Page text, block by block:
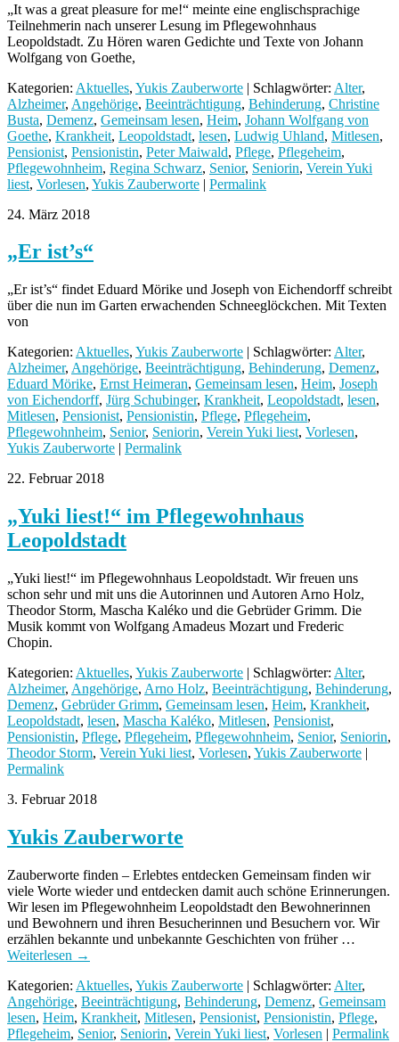
„It was a great pleasure for me!“ meinte eine englischsprachige
Teilnehmerin nach unserer Lesung im Pflegewohnhaus
Leopoldstadt. Zu Hören waren Gedichte und Texte von Johann
Wolfgang von Goethe,
Kategorien: Aktuelles, Yukis Zauberworte | Schlagwörter: Alter,
Alzheimer, Angehörige, Beeinträchtigung, Behinderung, Christine
Busta, Demenz, Gemeinsam lesen, Heim, Johann Wolfgang von
Goethe, Krankheit, Leopoldstadt, lesen, Ludwig Uhland, Mitlesen,
Pensionist, Pensionistin, Peter Maiwald, Pflege, Pflegeheim,
Pflegewohnheim, Regina Schwarz, Senior, Seniorin, Verein Yuki
liest, Vorlesen, Yukis Zauberworte | Permalink
24. März 2018
„Er ist’s“
„Er ist’s“ findet Eduard Mörike und Joseph von Eichendorff schreibt
über die nun im Garten erwachenden Schneeglöckchen. Mit Texten
von
Kategorien: Aktuelles, Yukis Zauberworte | Schlagwörter: Alter,
Alzheimer, Angehörige, Beeinträchtigung, Behinderung, Demenz,
Eduard Mörike, Ernst Heimeran, Gemeinsam lesen, Heim, Joseph
von Eichendorff, Jürg Schubinger, Krankheit, Leopoldstadt, lesen,
Mitlesen, Pensionist, Pensionistin, Pflege, Pflegeheim,
Pflegewohnheim, Senior, Seniorin, Verein Yuki liest, Vorlesen,
Yukis Zauberworte | Permalink
22. Februar 2018
„Yuki liest!“ im Pflegewohnhaus
Leopoldstadt
„Yuki liest!“ im Pflegewohnhaus Leopoldstadt. Wir freuen uns
schon sehr und mit uns die Autorinnen und Autoren Arno Holz,
Theodor Storm, Mascha Kaléko und die Gebrüder Grimm. Die
Musik kommt von Wolfgang Amadeus Mozart und Frederic
Chopin.
Kategorien: Aktuelles, Yukis Zauberworte | Schlagwörter: Alter,
Alzheimer, Angehörige, Arno Holz, Beeinträchtigung, Behinderung,
Demenz, Gebrüder Grimm, Gemeinsam lesen, Heim, Krankheit,
Leopoldstadt, lesen, Mascha Kaléko, Mitlesen, Pensionist,
Pensionistin, Pflege, Pflegeheim, Pflegewohnheim, Senior, Seniorin,
Theodor Storm, Verein Yuki liest, Vorlesen, Yukis Zauberworte |
Permalink
3. Februar 2018
Yukis Zauberworte
Zauberworte finden – Erlebtes entdecken Gemeinsam finden wir
viele Worte wieder und entdecken damit auch schöne Erinnerungen.
Wir lesen im Pflegewohnheim Leopoldstadt den Bewohnerinnen
und Bewohnern und ihren Besucherinnen und Besuchern vor. Wir
erzählen bekannte und unbekannte Geschichten von früher …
Weiterlesen →
Kategorien: Aktuelles, Yukis Zauberworte | Schlagwörter: Alter,
Angehörige, Beeinträchtigung, Behinderung, Demenz, Gemeinsam
lesen, Heim, Krankheit, Mitlesen, Pensionist, Pensionistin, Pflege,
Pflegeheim, Senior, Seniorin, Verein Yuki liest, Vorlesen | Permalink